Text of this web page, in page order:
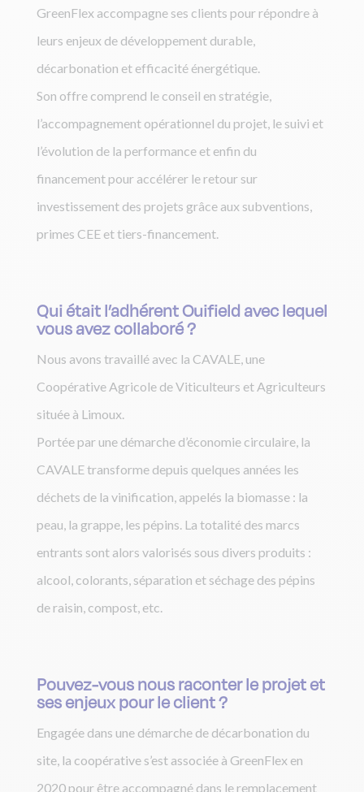
GreenFlex accompagne ses clients pour répondre à
leurs enjeux de développement durable,
décarbonation et efficacité énergétique.
Son offre comprend le conseil en stratégie,
l’accompagnement opérationnel du projet, le suivi et
l’évolution de la performance et enfin du
financement pour accélérer le retour sur
investissement des projets grâce aux subventions,
primes CEE et tiers-financement.
Qui était l’adhérent Ouifield avec lequel
vous avez collaboré ?
Nous avons travaillé avec la CAVALE, une
Coopérative Agricole de Viticulteurs et Agriculteurs
située à Limoux.
Portée par une démarche d’économie circulaire, la
CAVALE transforme depuis quelques années les
déchets de la vinification, appelés la biomasse : la
peau, la grappe, les pépins. La totalité des marcs
entrants sont alors valorisés sous divers produits :
alcool, colorants, séparation et séchage des pépins
de raisin, compost, etc.
Pouvez-vous nous raconter le projet et
ses enjeux pour le client ?
Engagée dans une démarche de décarbonation du
site, la coopérative s’est associée à GreenFlex en
2020 pour être accompagné dans le remplacement